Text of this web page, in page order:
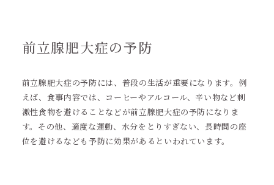
前立腺肥大症の予防
前立腺肥大症の予防には、普段の生活が重要になります。例
えば、食事内容では、コーヒーやアルコール、辛い物など刺
激性食物を避けることなどが前立腺肥大症の予防になりま
す。その他、適度な運動、水分をとりすぎない、長時間の座
位を避けるなども予防に効果があるといわれています。